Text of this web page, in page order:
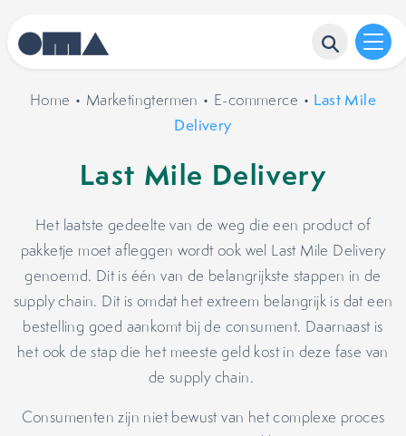
Home • Marketingtermen • E-commerce • Last Mile
Delivery
Last Mile Delivery
Het laatste gedeelte van de weg die een product of
pakketje moet afleggen wordt ook wel Last Mile Delivery
genoemd. Dit is één van de belangrijkste stappen in de
supply chain. Dit is omdat het extreem belangrijk is dat een
bestelling goed aankomt bij de consument. Daarnaast is
het ook de stap die het meeste geld kost in deze fase van
de supply chain.
Consumenten zijn niet bewust van het complexe proces